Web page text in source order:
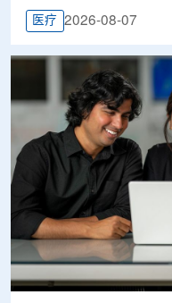
医疗 2026-08-07